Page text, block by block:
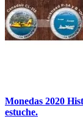
Monedas 2020
estuche.